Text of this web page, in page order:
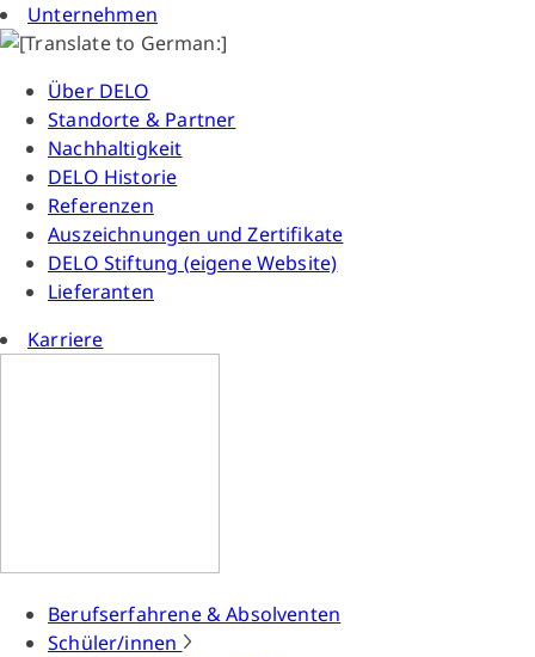
Unternehmen
Über DELO
Standorte & Partner
Nachhaltigkeit
DELO Historie
Referenzen
Auszeichnungen und Zertifikate
DELO Stiftung (eigene Website)
Lieferanten
Karriere
Berufserfahrene & Absolventen
Schüler/innen